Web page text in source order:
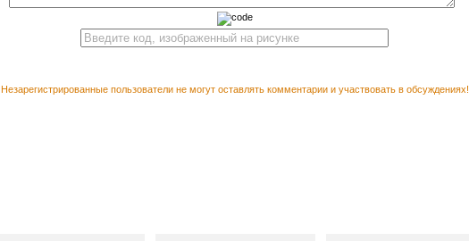
Незарегистрированные пользователи не могут оставлять комментарии и участвовать в обсуждениях!